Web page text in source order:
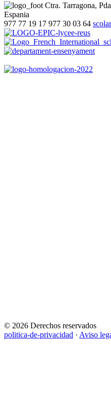
Ctra. Tarragona,
Espania
977 77 19 17 977 30 03 64
© 2026 Derechos reservados
politica-de-privacidad · Aviso